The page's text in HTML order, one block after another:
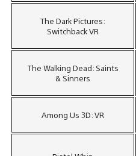
The Dark Pictures:
Switchback VR
The Walking Dead: Saints
& Sinners
Among Us 3D: VR